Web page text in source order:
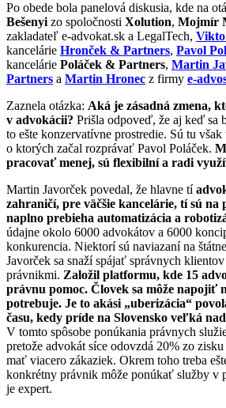
Po obede bola panelová diskusia, kde na
Bešenyi zo spoločnosti Xolution, Mojmír
zakladateľ e-advokat.sk a LegalTech,
kancelárie Hronček & Partners, Pavol
kancelárie Poláček & Partners, Martin
Partners a Martin Hronec z firmy e-
Zaznela otázka: Aká je zásadná zmena,
v advokácii? Prišla odpoveď, že aj keď sa
to ešte konzervatívne prostredie. Sú tu však
o ktorých začal rozprávať Pavol Poláček.
pracovať menej, sú flexibilní a radi
Martin Javorček povedal, že hlavne tí
zahraničí, pre väčšie kancelárie, tí sú na
naplno prebieha automatizácia a
údajne okolo 6000 advokátov a 6000
konkurencia. Niektorí sú naviazaní na
Javorček sa snaží spájať správnych
právnikmi. Založil platformu, kde 15
právnu pomoc. Človek sa môže napojiť
potrebuje. Je to akási „uberizácia“
času, kedy príde na Slovensko veľká
V tomto spôsobe ponúkania právnych
pretože advokát síce odovzdá 20% zo
mať viacero zákaziek. Okrem toho treba
konkrétny právnik môže ponúkať služby v
je expert.